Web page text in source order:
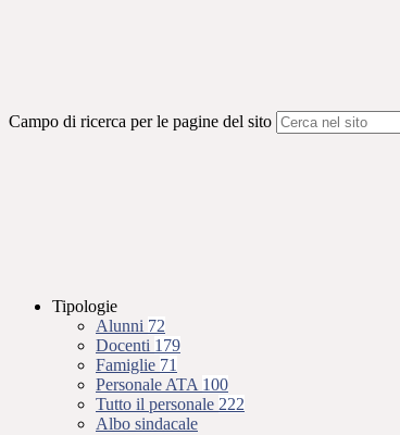
Campo di ricerca per le pagine del sito
Tipologie
Alunni 72
Docenti 179
Famiglie 71
Personale ATA 100
Tutto il personale 222
Albo sindacale